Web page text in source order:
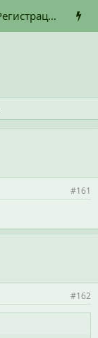
Регистрация
#161
#162